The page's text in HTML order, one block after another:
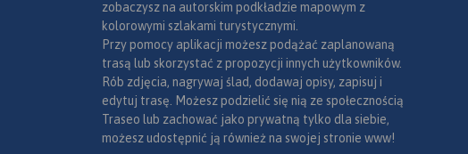
zobaczysz na autorskim podkładzie mapowym z
kolorowymi szlakami turystycznymi.
Przy pomocy aplikacji możesz podążać zaplanowaną
trasą lub skorzystać z propozycji innych użytkowników.
Rób zdjęcia, nagrywaj ślad, dodawaj opisy, zapisuj i
edytuj trasę. Możesz podzielić się nią ze społecznością
Traseo lub zachować jako prywatną tylko dla siebie,
możesz udostępnić ją również na swojej stronie www!